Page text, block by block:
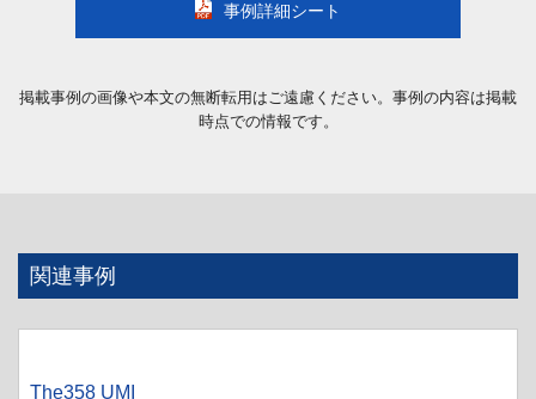
事例詳細シート
掲載事例の画像や本文の無断転用はご遠慮ください。事例の内容は掲載
時点での情報です。
関連事例
The358 UMI